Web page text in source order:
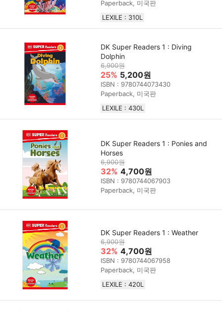
Paperback, 미국판
LEXILE : 310L
DK Super Readers 1 : Diving
Dolphin
6,900원
25% 5,200원
ISBN : 9780744073430
Paperback, 미국판
LEXILE : 430L
DK Super Readers 1 : Ponies and
Horses
6,900원
32% 4,700원
ISBN : 9780744067903
Paperback, 미국판
DK Super Readers 1 : Weather
6,900원
32% 4,700원
ISBN : 9780744067958
Paperback, 미국판
LEXILE : 420L